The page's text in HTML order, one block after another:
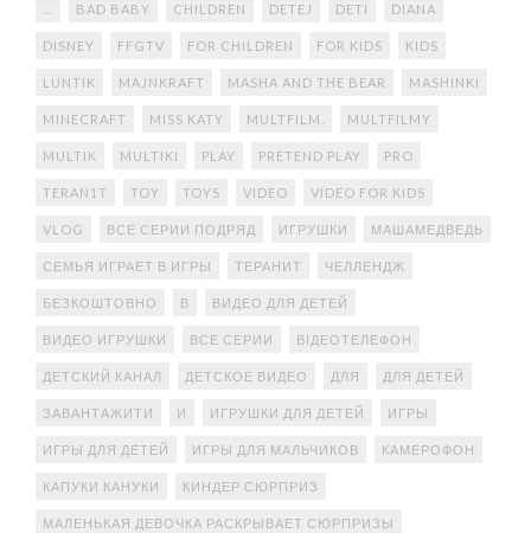
BAD BABY CHILDREN DETEJ DETI DIANA
DISNEY FFGTV FOR CHILDREN FOR KIDS KIDS
LUNTIK MAJNKRAFT MASHA AND THE BEAR MASHINKI
MINECRAFT MISS KATY MULTFILM. MULTFILMY
MULTIK MULTIKI PLAY PRETEND PLAY PRO
TERAN1T TOY TOYS VIDEO VIDEO FOR KIDS
VLOG ВСЕ СЕРИИ ПОДРЯД ИГРУШКИ МАШАМЕДВЕДЬ
СЕМЬЯ ИГРАЕТ В ИГРЫ ТЕРАНИТ ЧЕЛЛЕНДЖ
БЕЗКОШТОВНО В ВИДЕО ДЛЯ ДЕТЕЙ
ВИДЕО ИГРУШКИ ВСЕ СЕРИИ ВІДЕОТЕЛЕФОН
ДЕТСКИЙ КАНАЛ ДЕТСКОЕ ВИДЕО ДЛЯ ДЛЯ ДЕТЕЙ
ЗАВАНТАЖИТИ И ИГРУШКИ ДЛЯ ДЕТЕЙ ИГРЫ
ИГРЫ ДЛЯ ДЕТЕЙ ИГРЫ ДЛЯ МАЛЬЧИКОВ КАМЕРОФОН
КАПУКИ КАНУКИ КИНДЕР СЮРПРИЗ
МАЛЕНЬКАЯ ДЕВОЧКА РАСКРЫВАЕТ СЮРПРИЗЫ